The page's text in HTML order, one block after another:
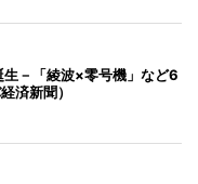
－「綾波×零号機」など6
済新聞）